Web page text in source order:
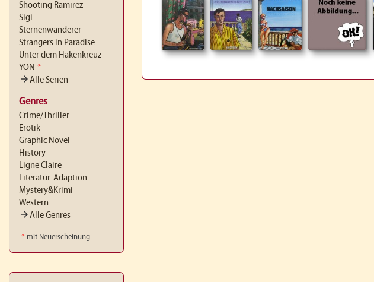
Shooting Ramirez
Sigi
Sternenwanderer
Strangers in Paradise
Unter dem Hakenkreuz
YON *
arrow_forwardAlle Serien
Genres
Crime/Thriller
Erotik
Graphic Novel
History
Ligne Claire
Literatur-Adaption
Mystery&Krimi
Western
arrow_forwardAlle Genres
* mit Neuerscheinung